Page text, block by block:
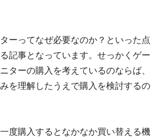
ーってなぜ必要なのか？といった点
記事となっています。せっかくゲー
ターの購入を考えているのならば、
を理解したうえで購入を検討するの
度購入するとなかなか買い替える機